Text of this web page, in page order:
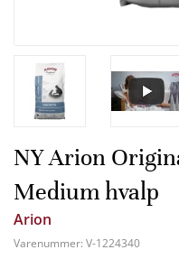
NY Arion
Medium hvalp
Arion
Varenummer: V-1224340